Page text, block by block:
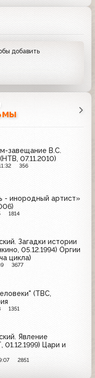
добавить
завещание В.С.
07.11.2010)
356
инородный артист»
1814
Загадки истории
05.12.1994) Оргии
цикла)
3677
(ТВС,
1351
Явление
01.12.1999) Цари и
2851